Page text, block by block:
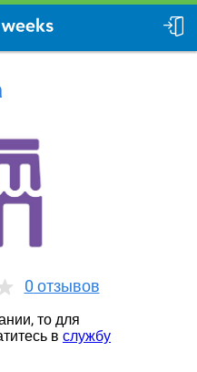
0 отзывов
то для
в службу